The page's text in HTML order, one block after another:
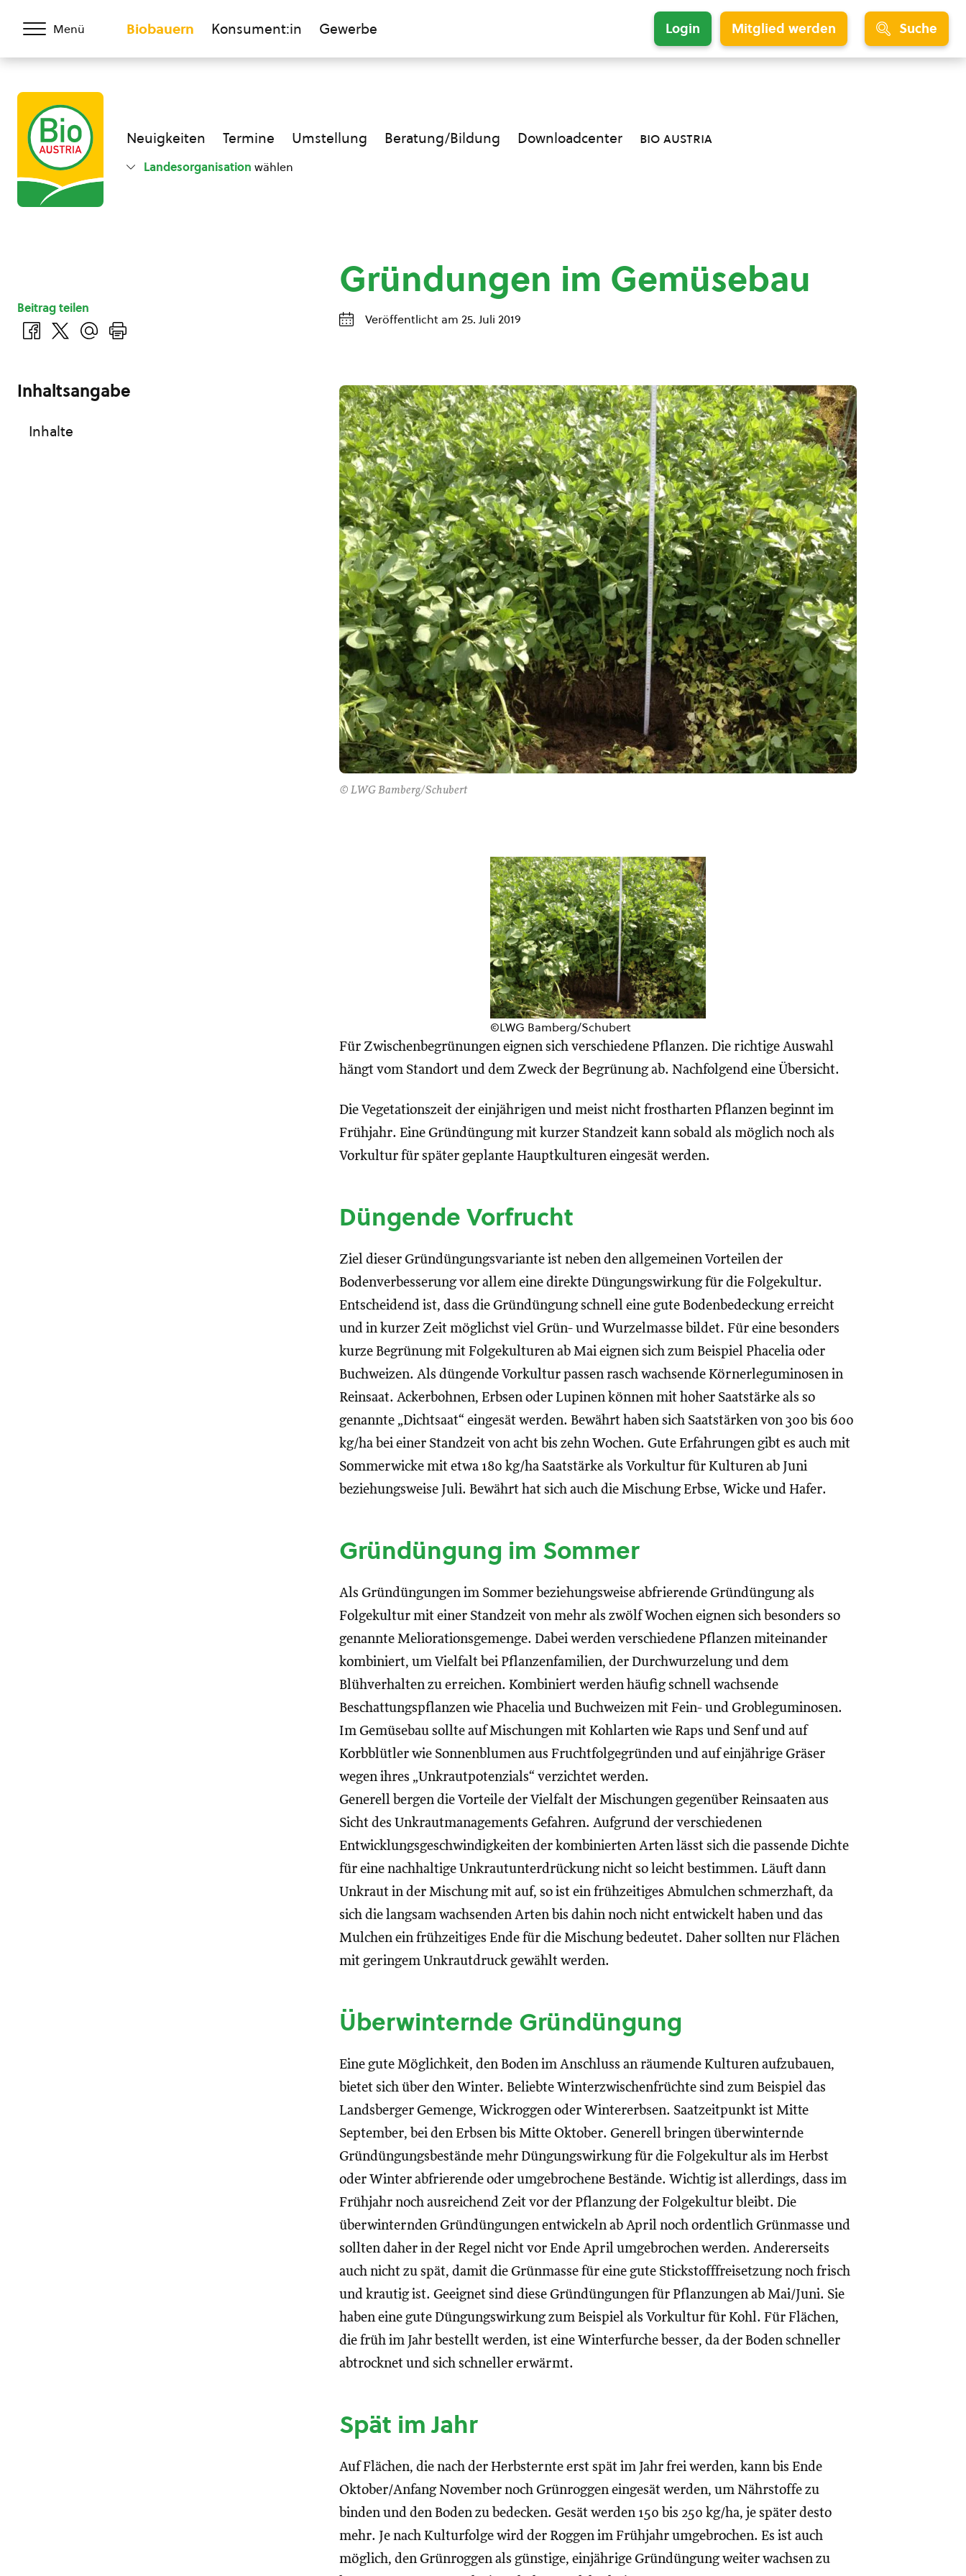
Menü Biobauern Konsument:in Gewerbe Login Mitglied werden Suche
Neuigkeiten Termine Umstellung Beratung/Bildung Downloadcenter bio austria
Landesorganisation wählen
Gründungen im Gemüsebau
Veröffentlicht am 25. Juli 2019
© LWG Bamberg/Schubert
©LWG Bamberg/Schubert
Für Zwischenbegrünungen eignen sich verschiedene Pflanzen. Die richtige Auswahl
hängt vom Standort und dem Zweck der Begrünung ab. Nachfolgend eine Übersicht.
Die Vegetationszeit der einjährigen und meist nicht frostharten Pflanzen beginnt im
Frühjahr. Eine Gründüngung mit kurzer Standzeit kann sobald als möglich noch als
Vorkultur für später geplante Hauptkulturen eingesät werden.
Düngende Vorfrucht
Ziel dieser Gründüngungsvariante ist neben den allgemeinen Vorteilen der
Bodenverbesserung vor allem eine direkte Düngungswirkung für die Folgekultur.
Entscheidend ist, dass die Gründüngung schnell eine gute Bodenbedeckung erreicht
und in kurzer Zeit möglichst viel Grün- und Wurzelmasse bildet. Für eine besonders
kurze Begrünung mit Folgekulturen ab Mai eignen sich zum Beispiel Phacelia oder
Buchweizen. Als düngende Vorkultur passen rasch wachsende Körnerleguminosen in
Reinsaat. Ackerbohnen, Erbsen oder Lupinen können mit hoher Saatstärke als so
genannte „Dichtsaat“ eingesät werden. Bewährt haben sich Saatstärken von 300 bis 600
kg/ha bei einer Standzeit von acht bis zehn Wochen. Gute Erfahrungen gibt es auch mit
Sommerwicke mit etwa 180 kg/ha Saatstärke als Vorkultur für Kulturen ab Juni
beziehungsweise Juli. Bewährt hat sich auch die Mischung Erbse, Wicke und Hafer.
Gründüngung im Sommer
Als Gründüngungen im Sommer beziehungsweise abfrierende Gründüngung als
Folgekultur mit einer Standzeit von mehr als zwölf Wochen eignen sich besonders so
genannte Meliorationsgemenge. Dabei werden verschiedene Pflanzen miteinander
kombiniert, um Vielfalt bei Pflanzenfamilien, der Durchwurzelung und dem
Blühverhalten zu erreichen. Kombiniert werden häufig schnell wachsende
Beschattungspflanzen wie Phacelia und Buchweizen mit Fein- und Grobleguminosen.
Im Gemüsebau sollte auf Mischungen mit Kohlarten wie Raps und Senf und auf
Korbblütler wie Sonnenblumen aus Fruchtfolgegründen und auf einjährige Gräser
wegen ihres „Unkrautpotenzials“ verzichtet werden.
Generell bergen die Vorteile der Vielfalt der Mischungen gegenüber Reinsaaten aus
Sicht des Unkrautmanagements Gefahren. Aufgrund der verschiedenen
Entwicklungsgeschwindigkeiten der kombinierten Arten lässt sich die passende Dichte
für eine nachhaltige Unkrautunterdrückung nicht so leicht bestimmen. Läuft dann
Unkraut in der Mischung mit auf, so ist ein frühzeitiges Abmulchen schmerzhaft, da
sich die langsam wachsenden Arten bis dahin noch nicht entwickelt haben und das
Mulchen ein frühzeitiges Ende für die Mischung bedeutet. Daher sollten nur Flächen
mit geringem Unkrautdruck gewählt werden.
Überwinternde Gründüngung
Eine gute Möglichkeit, den Boden im Anschluss an räumende Kulturen aufzubauen,
bietet sich über den Winter. Beliebte Winterzwischenfrüchte sind zum Beispiel das
Landsberger Gemenge, Wickroggen oder Wintererbsen. Saatzeitpunkt ist Mitte
September, bei den Erbsen bis Mitte Oktober. Generell bringen überwinternde
Gründüngungsbestände mehr Düngungswirkung für die Folgekultur als im Herbst
oder Winter abfrierende oder umgebrochene Bestände. Wichtig ist allerdings, dass im
Frühjahr noch ausreichend Zeit vor der Pflanzung der Folgekultur bleibt. Die
überwinternden Gründüngungen entwickeln ab April noch ordentlich Grünmasse und
sollten daher in der Regel nicht vor Ende April umgebrochen werden. Andererseits
auch nicht zu spät, damit die Grünmasse für eine gute Stickstofffreisetzung noch frisch
und krautig ist. Geeignet sind diese Gründüngungen für Pflanzungen ab Mai/Juni. Sie
haben eine gute Düngungswirkung zum Beispiel als Vorkultur für Kohl. Für Flächen,
die früh im Jahr bestellt werden, ist eine Winterfurche besser, da der Boden schneller
abtrocknet und sich schneller erwärmt.
Spät im Jahr
Auf Flächen, die nach der Herbsternte erst spät im Jahr frei werden, kann bis Ende
Oktober/Anfang November noch Grünroggen eingesät werden, um Nährstoffe zu
binden und den Boden zu bedecken. Gesät werden 150 bis 250 kg/ha, je später desto
mehr. Je nach Kulturfolge wird der Roggen im Frühjahr umgebrochen. Es ist auch
möglich, den Grünroggen als günstige, einjährige Gründüngung weiter wachsen zu
Beitrag teilen
Inhaltsangabe
Inhalte